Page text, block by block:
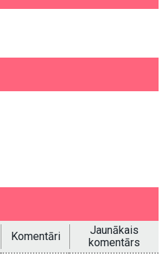
Komentāri
Jaunākais
komentārs